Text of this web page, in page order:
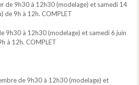
de 9h30 à 12h30 (modelage) et samedi 14
de 9h à 12h. COMPLET
9h30 à 12h30 (modelage) et samedi 6 juin
à 12h. COMPLET
de 9h30 à 12h30 (modelage) et